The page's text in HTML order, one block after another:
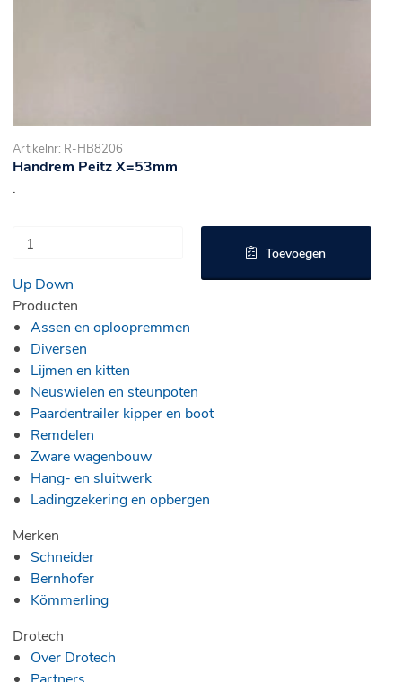
Artikelnr: R-HB8206
Handrem Peitz X=53mm
Up Down
Toevoegen
Producten
Assen en oploopremmen
Diversen
Lijmen en kitten
Neuswielen en steunpoten
Paardentrailer kipper en boot
Remdelen
Zware wagenbouw
Hang- en sluitwerk
Ladingzekering en opbergen
Merken
Schneider
Bernhofer
Kömmerling
Drotech
Over Drotech
Partners